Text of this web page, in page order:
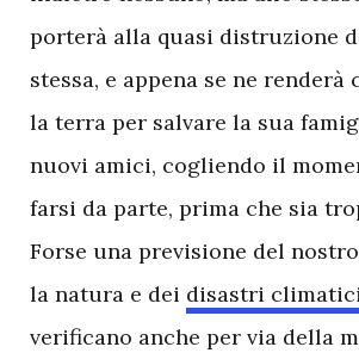
porterà alla quasi distruzione
stessa, e appena se ne renderà
la terra per salvare la sua
nuovi amici, cogliendo il
farsi da parte, prima che sia
Forse una previsione del
la natura e dei disastri
verificano anche per via della